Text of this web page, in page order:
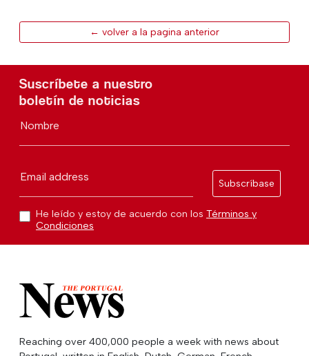
← volver a la pagina anterior
Suscríbete a nuestro
boletín de noticias
Nombre
Email address
Subscríbase
He leído y estoy de acuerdo con los Términos y
Condiciones
Reaching over 400,000 people a week with news about